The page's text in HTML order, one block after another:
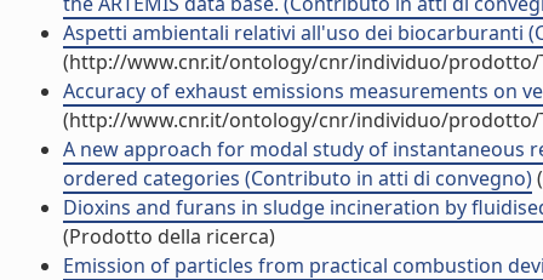
Aspetti ambientali relativi all'uso dei biocarburanti
(http://www.cnr.it/ontology/cnr/individuo/prodotto/
Accuracy of exhaust emissions measurements on
(http://www.cnr.it/ontology/cnr/individuo/prodotto/
A new approach for modal study of instantaneous
ordered categories (Contributo in atti di convegno)
Dioxins and furans in sludge incineration by
(Prodotto della ricerca)
Emission of particles from practical combustion